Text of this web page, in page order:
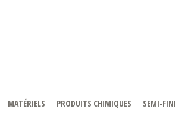
MATÉRIELS PRODUITS CHIMIQUES SEMI-FINI